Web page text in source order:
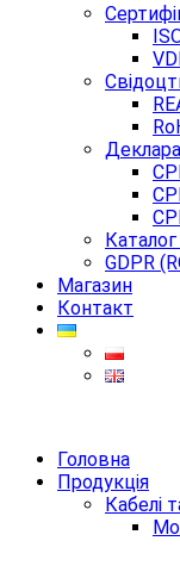
Каталог
GDPR
Магазин
Контакт
Головна
Продукція
Кабелі